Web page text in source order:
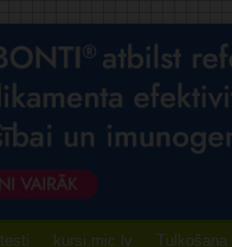
kursi.mic.lv Tulkošana